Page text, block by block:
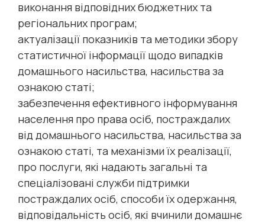
виконання відповідних бюджетних та
регіональних програм;
актуалізації показників та методики збору
статистичної інформації щодо випадків
домашнього насильства, насильства за
ознакою статі;
забезпечення ефективного інформування
населення про права осіб, постраждалих
від домашнього насильства, насильства за
ознакою статі, та механізми їх реалізації,
про послуги, які надають загальні та
спеціалізовані служби підтримки
постраждалих осіб, способи їх одержання,
відповідальність осіб, які вчинили домашнє